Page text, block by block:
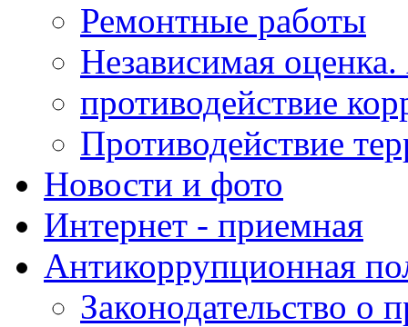
Ремонтные работы
Независимая
противодействие
Противодействие
Новости и фото
Интернет - приемная
Антикоррупционная
Законодательство о